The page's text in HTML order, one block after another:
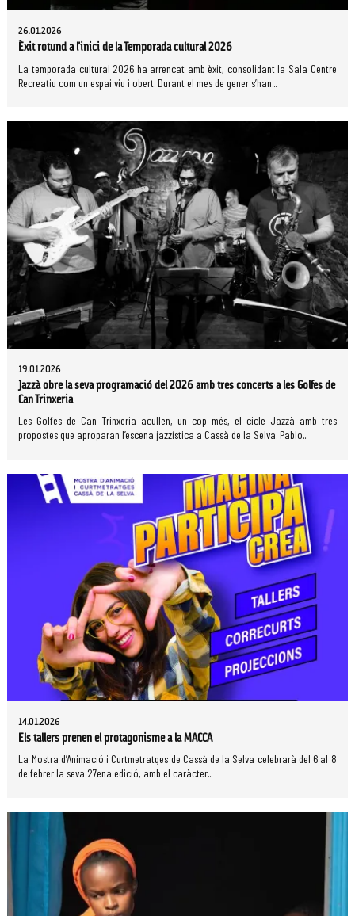
26.01.2026
Èxit rotund a l'inici de la Temporada cultural 2026
La temporada cultural 2026 ha arrencat amb èxit, consolidant la Sala Centre
Recreatiu com un espai viu i obert. Durant el mes de gener s’han...
19.01.2026
Jazzà obre la seva programació del 2026 amb tres concerts a les Golfes de
Can Trinxeria
Les Golfes de Can Trinxeria acullen, un cop més, el cicle Jazzà amb tres
propostes que aproparan l’escena jazzística a Cassà de la Selva. Pablo...
14.01.2026
Els tallers prenen el protagonisme a la MACCA
La Mostra d’Animació i Curtmetratges de Cassà de la Selva celebrarà del 6 al 8
de febrer la seva 27ena edició, amb el caràcter...